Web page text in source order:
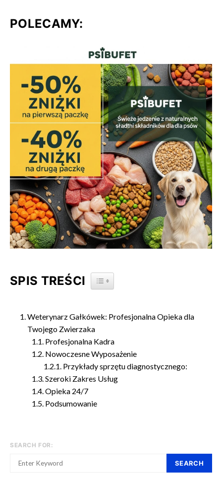
POLECAMY:
SPIS TREŚCI TOGGLE TABLE OF CONTENT
Weterynarz Gałkówek: Profesjonalna Opieka dla
Twojego Zwierzaka
Profesjonalna Kadra
Nowoczesne Wyposażenie
Przykłady sprzętu diagnostycznego:
Szeroki Zakres Usług
Opieka 24/7
Podsumowanie
SEARCH FOR:
SEARCH